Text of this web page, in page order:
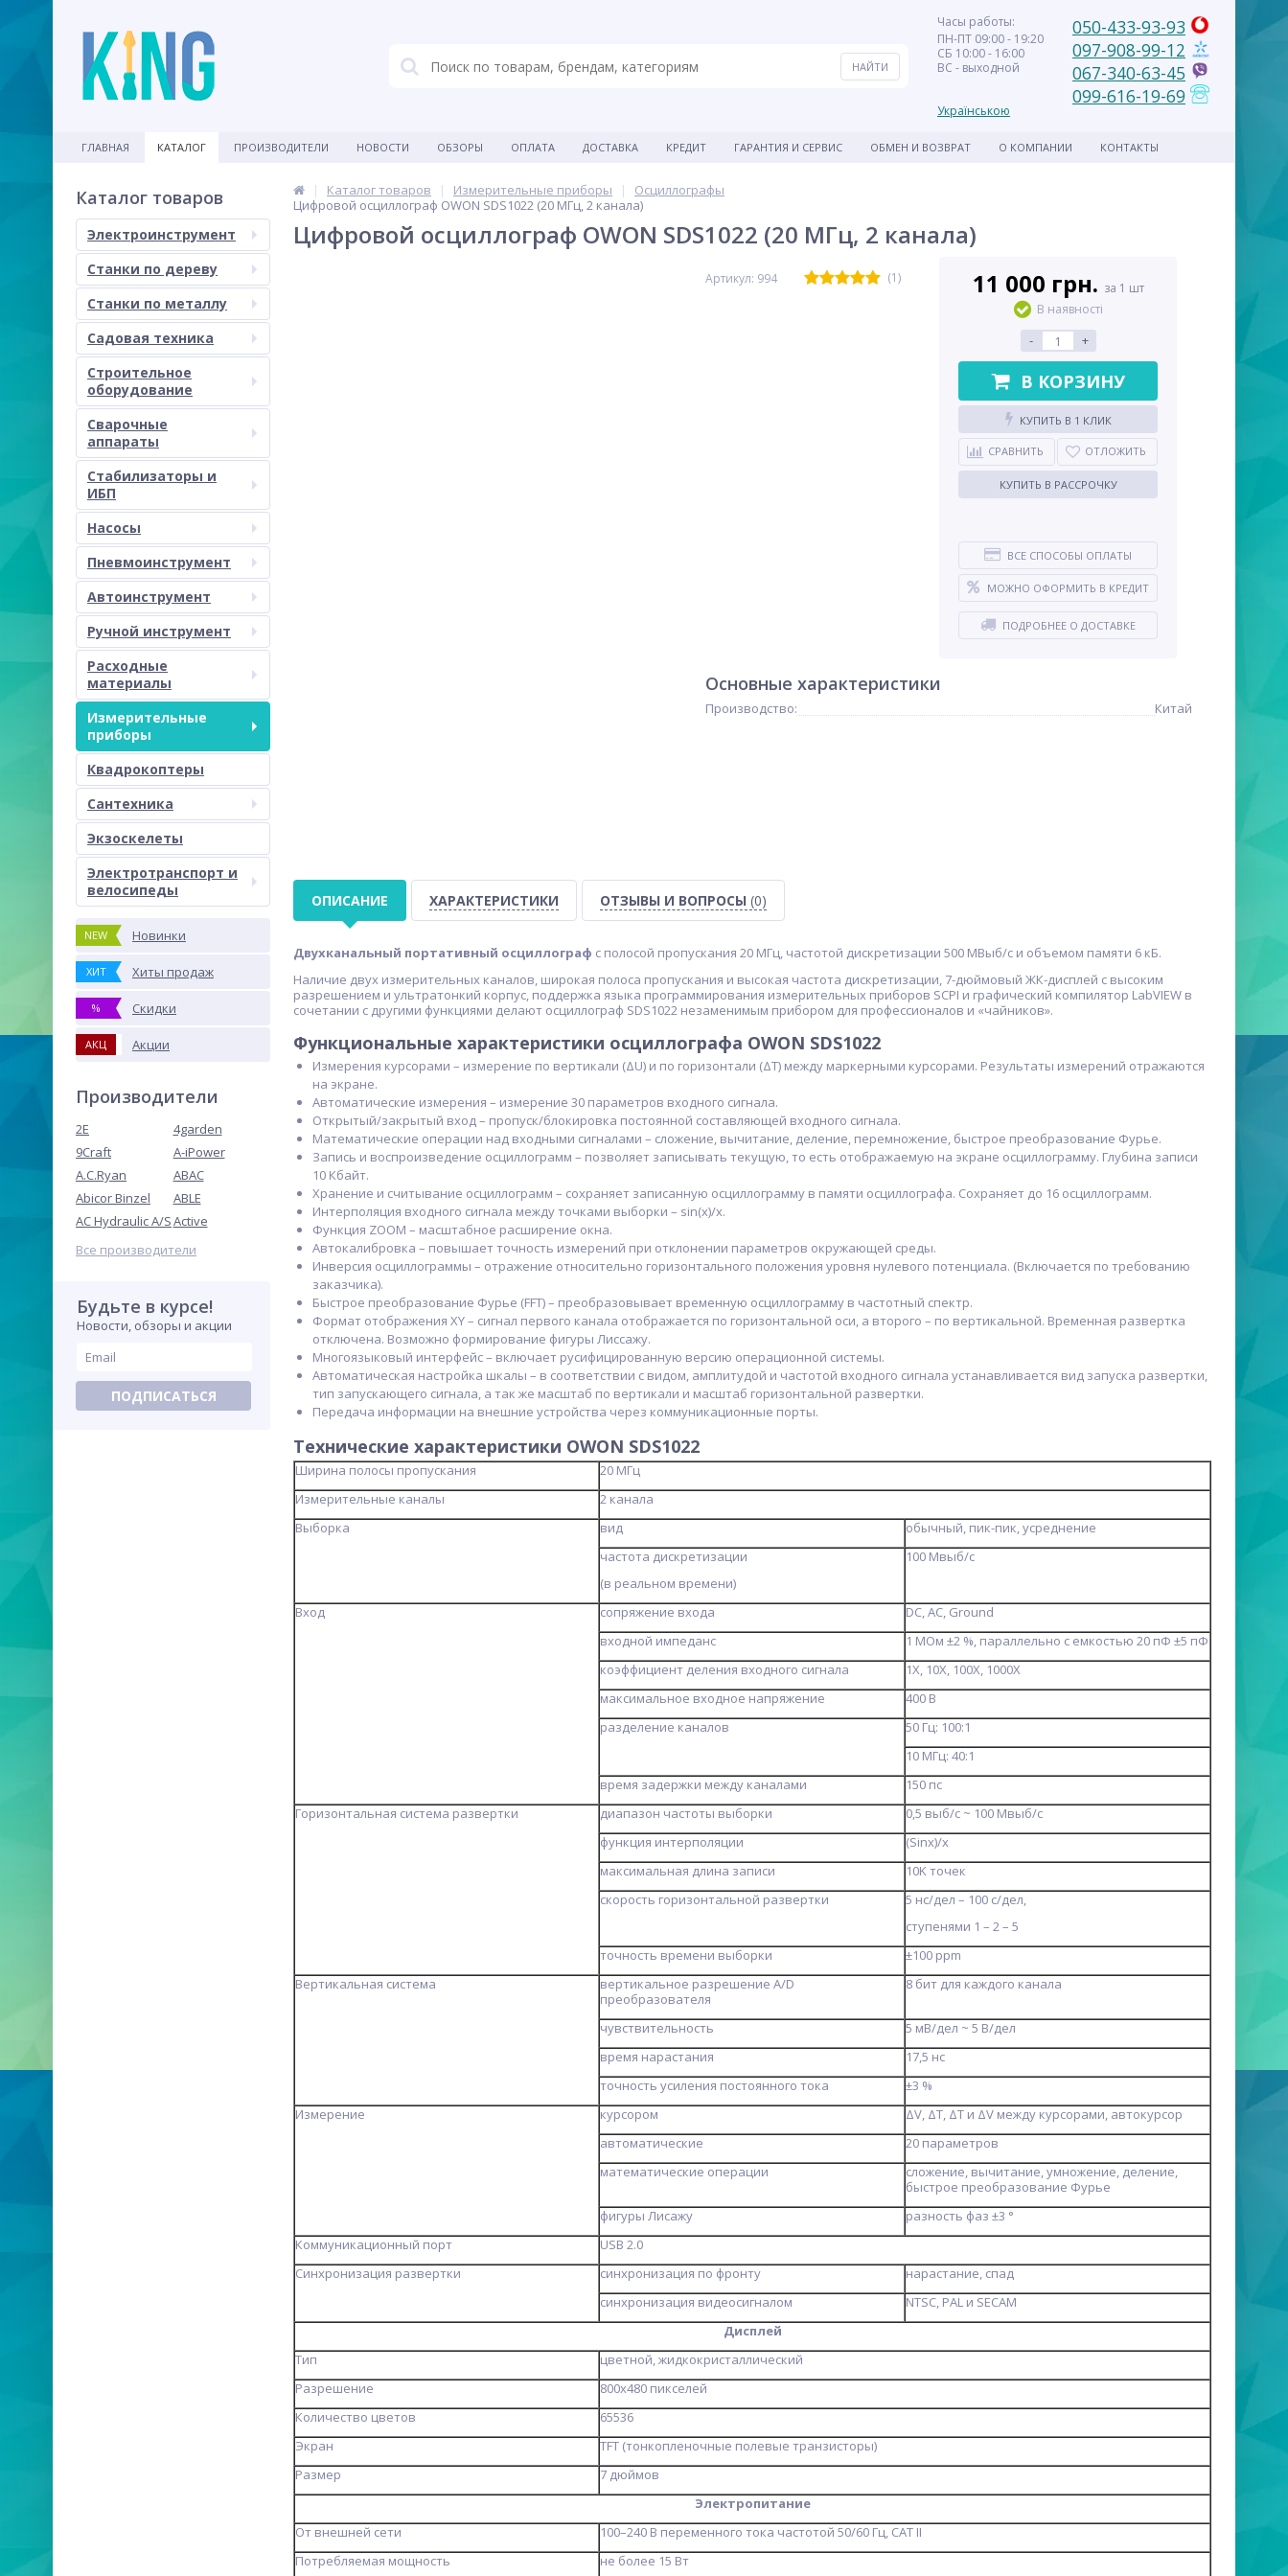
Часы работы:
ПН-ПТ 09:00 - 19:20
СБ 10:00 - 16:00
ВС - выходной
Українською
050-433-93-93
097-908-99-12
067-340-63-45
099-616-19-69
ГЛАВНАЯ КАТАЛОГ ПРОИЗВОДИТЕЛИ НОВОСТИ ОБЗОРЫ ОПЛАТА ДОСТАВКА КРЕДИТ ГАРАНТИЯ И СЕРВИС ОБМЕН И ВОЗВРАТ О КОМПАНИИ КОНТАКТЫ
Каталог товаров
Электроинструмент
Станки по дереву
Станки по металлу
Садовая техника
Строительное
оборудование
Сварочные
аппараты
Стабилизаторы и
ИБП
Насосы
Пневмоинструмент
Автоинструмент
Ручной инструмент
Расходные
материалы
Измерительные
приборы
Квадрокоптеры
Сантехника
Экзоскелеты
Электротранспорт и
велосипеды
NEW Новинки
ХИТ Хиты продаж
% Скидки
АКЦ Акции
Производители
2E
4garden
9Craft
A-iPower
A.C.Ryan
ABAC
Abicor Binzel
ABLE
AC Hydraulic A/SActive
Все производители
Будьте в курсе!
Новости, обзоры и акции
ПОДПИСАТЬСЯ
Каталог товаров Измерительные приборы
Осциллографы
Цифровой осциллограф OWON SDS1022 (20 МГц, 2 канала)
Цифровой осциллограф OWON SDS1022 (20 МГц, 2 канала)
Артикул: 994 (1) 11 000 грн. за 1 шт
В наявності
- +
В КОРЗИНУ
КУПИТЬ В 1 КЛИК
СРАВНИТЬ ОТЛОЖИТЬ
КУПИТЬ В РАССРОЧКУ
ВСЕ СПОСОБЫ ОПЛАТЫ
МОЖНО ОФОРМИТЬ В КРЕДИТ
ПОДРОБНЕЕ О ДОСТАВКЕ
Основные характеристики
Производство: Китай
ОПИСАНИЕ ХАРАКТЕРИСТИКИ ОТЗЫВЫ И ВОПРОСЫ (0)
Двухканальный портативный осциллограф с полосой пропускания 20 МГц, частотой дискретизации 500 МВыб/с и объемом памяти 6 кБ.
Наличие двух измерительных каналов, широкая полоса пропускания и высокая частота дискретизации, 7-дюймовый ЖК-дисплей с высоким
разрешением и ультратонкий корпус, поддержка языка программирования измерительных приборов SCPI и графический компилятор LabVIEW в
сочетании с другими функциями делают осциллограф SDS1022 незаменимым прибором для профессионалов и «чайников».
Функциональные характеристики осциллографа OWON SDS1022
Измерения курсорами – измерение по вертикали (ΔU) и по горизонтали (ΔT) между маркерными курсорами. Результаты измерений отражаются
на экране.
Автоматические измерения – измерение 30 параметров входного сигнала.
Открытый/закрытый вход – пропуск/блокировка постоянной составляющей входного сигнала.
Математические операции над входными сигналами – сложение, вычитание, деление, перемножение, быстрое преобразование Фурье.
Запись и воспроизведение осциллограмм – позволяет записывать текущую, то есть отображаемую на экране осциллограмму. Глубина записи
10 Кбайт.
Хранение и считывание осциллограмм – сохраняет записанную осциллограмму в памяти осциллографа. Сохраняет до 16 осциллограмм.
Интерполяция входного сигнала между точками выборки – sin(x)/x.
Функция ZOOM – масштабное расширение окна.
Автокалибровка – повышает точность измерений при отклонении параметров окружающей среды.
Инверсия осциллограммы – отражение относительно горизонтального положения уровня нулевого потенциала. (Включается по требованию
заказчика).
Быстрое преобразование Фурье (FFT) – преобразовывает временную осциллограмму в частотный спектр.
Формат отображения XY – сигнал первого канала отображается по горизонтальной оси, а второго – по вертикальной. Временная развертка
отключена. Возможно формирование фигуры Лиссажу.
Многоязыковый интерфейс – включает русифицированную версию операционной системы.
Автоматическая настройка шкалы – в соответствии с видом, амплитудой и частотой входного сигнала устанавливается вид запуска развертки,
тип запускающего сигнала, а так же масштаб по вертикали и масштаб горизонтальной развертки.
Передача информации на внешние устройства через коммуникационные порты.
Технические характеристики OWON SDS1022
Ширина полосы пропускания
20 MГц
Измерительные каналы
2 канала
Выборка
вид
обычный, пик-пик, усреднение
частота дискретизации
(в реальном времени)
100 Мвыб/с
Вход сопряжение входа
DC, AC, Ground
входной импеданс
1 MОм ±2 %, параллельно с емкостью 20 пФ ±5 пФ
коэффициент деления входного сигнала
1X, 10X, 100X, 1000X
максимальное входное напряжение
400 В
разделение каналов
50 Гц: 100:1
10 MГц: 40:1
время задержки между каналами
150 пс
Горизонтальная система развертки
диапазон частоты выборки
0,5 выб/с ~ 100 Mвыб/с
функция интерполяции
(Sinx)/x
максимальная длина записи
10K точек
скорость горизонтальной развертки
5 нс/дел – 100 с/дел,
ступенями 1 – 2 – 5
точность времени выборки
±100 ppm
Вертикальная система
вертикальное разрешение A/D
преобразователя
8 бит для каждого канала
чувствительность
5 мВ/дел ~ 5 В/дел
время нарастания
17,5 нс
точность усиления постоянного тока
±3 %
Измерение
курсором
ΔV, ΔT, ΔT и ΔV между курсорами, автокурсор
автоматические
20 параметров
математические операции
сложение, вычитание, умножение, деление,
быстрое преобразование Фурье
фигуры Лисажу
разность фаз ±3 °
Коммуникационный порт
USB 2.0
Синхронизация развертки
синхронизация по фронту
нарастание, спад
синхронизация видеосигналом
NTSC, PAL и SECAM
Дисплей
Тип
цветной, жидкокристаллический
Разрешение
800х480 пикселей
Количество цветов
65536
Экран
TFT (тонкопленочные полевые транзисторы)
Размер
7 дюймов
Электропитание
От внешней сети
100–240 В переменного тока частотой 50/60 Гц, CAT ІІ
Потребляемая мощность
не более 15 Вт